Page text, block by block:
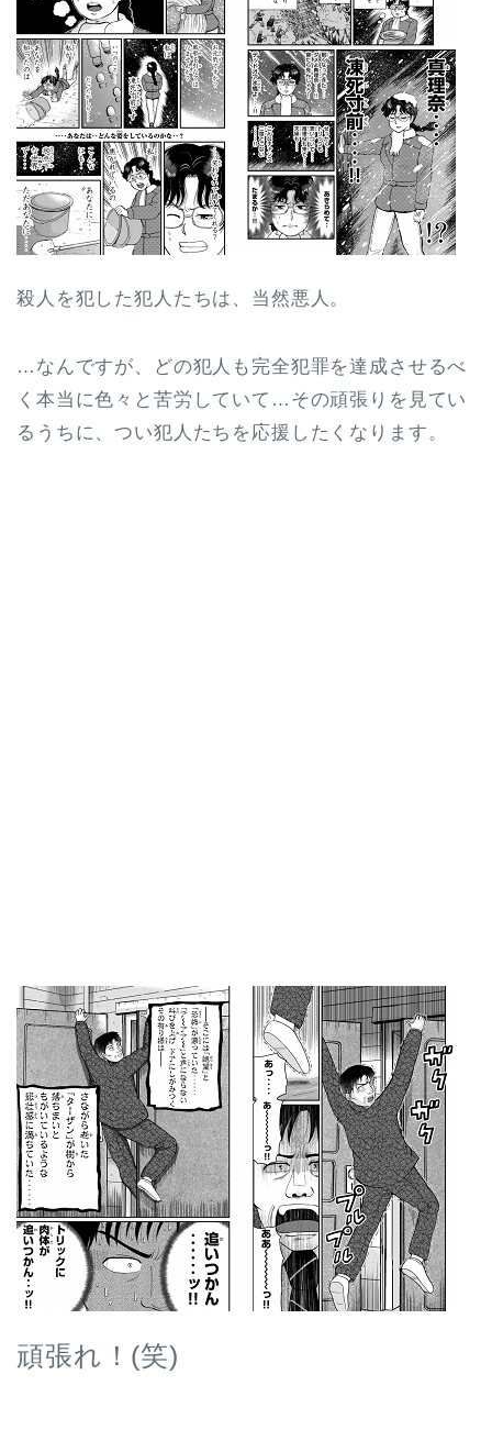
殺人を犯した犯人たちは、当然悪人。
…なんですが、どの犯人も完全犯罪を達成させるべ
く本当に色々と苦労していて…その頑張りを見てい
るうちに、つい犯人たちを応援したくなります。
頑張れ！(笑)